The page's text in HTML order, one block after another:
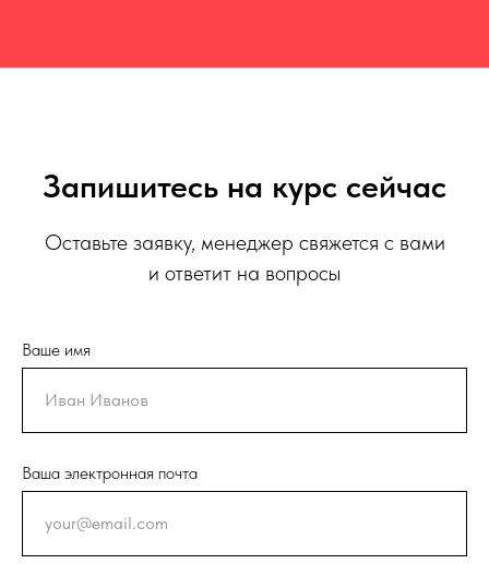
Запишитесь на курс сейчас
Оставьте заявку, менеджер свяжется с вами
и ответит на вопросы
Ваше имя
Ваша электронная почта